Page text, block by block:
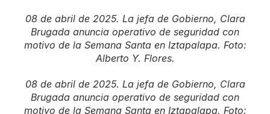
08 de abril de 2025. La jefa de Gobierno, Clara
Brugada anuncia operativo de seguridad con
motivo de la Semana Santa en Iztapalapa. Foto:
Alberto Y. Flores.
08 de abril de 2025. La jefa de Gobierno, Clara
Brugada anuncia operativo de seguridad con
motivo de la Semana Santa en Iztapalapa. Foto: